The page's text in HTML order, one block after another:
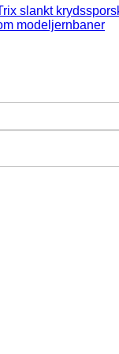
slankt
modeljernbaner